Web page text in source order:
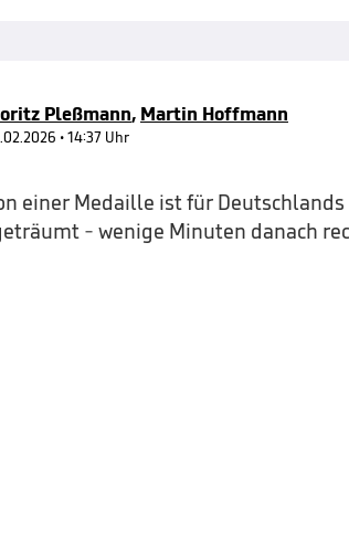
Pleßmann, Martin Hoffmann
• 14:37 Uhr
einer Medaille ist für Deutschlands
- wenige Minuten danach